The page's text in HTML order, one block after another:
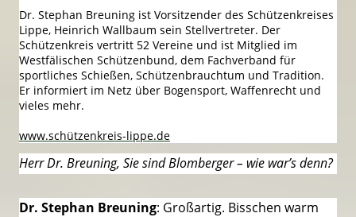
Dr. Stephan Breuning ist Vorsitzender des Schützenkreises
Lippe, Heinrich Wallbaum sein Stellvertreter. Der
Schützenkreis vertritt 52 Vereine und ist Mitglied im
Westfälischen Schützenbund, dem Fachverband für
sportliches Schießen, Schützenbrauchtum und Tradition.
Er informiert im Netz über Bogensport, Waffenrecht und
vieles mehr.
www.schützenkreis-lippe.de
Herr Dr. Breuning, Sie sind Blomberger – wie war’s denn?
Dr. Stephan Breuning: Großartig. Bisschen warm